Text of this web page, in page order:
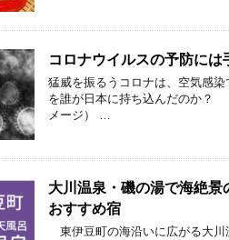
コロナウイルスの予防に
猛威を振るうコロナは、空気感染
を誰が日本に持
メージ） …
大川温泉・磯の湯で海絶
おすすめ宿
東伊豆町の海沿いに広がる大川